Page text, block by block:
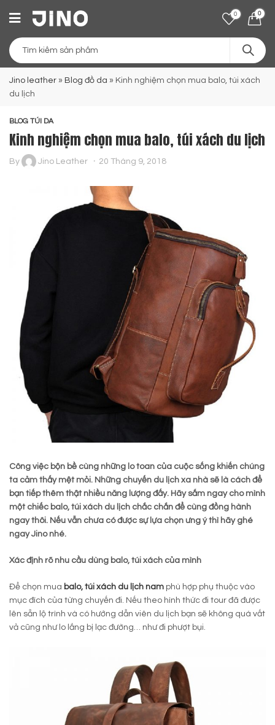
0 0
Jino leather » Blog đồ da » Kinh nghiệm chọn mua balo, túi xách
du lịch
BLOG TÚI DA
Kinh nghiệm chọn mua balo, túi xách du lịch
By Jino Leather 20 Tháng 9, 2018
Công việc bộn bề cùng những lo toan của cuộc sống khiến chúng
ta cảm thấy mệt mỏi. Những chuyến du lịch xa nhà sẽ là cách để
bạn tiếp thêm thật nhiều năng lượng đấy. Hãy sắm ngay cho mình
một chiếc balo, túi xách du lịch chắc chắn để cùng đồng hành
ngay thôi. Nếu vẫn chưa có được sự lựa chọn ưng ý thì hãy ghé
ngay Jino nhé.
Xác định rõ nhu cầu dùng balo, túi xách của mình
Để chọn mua balo, túi xách du lịch nam phù hợp phụ thuộc vào
mục đích của từng chuyến đi. Nếu theo hình thức đi tour đã được
lên sẵn lộ trình và có hướng dẫn viên du lịch bạn sẽ không quá vất
vả cũng như lo lắng bị lạc đường… như đi phượt bụi.